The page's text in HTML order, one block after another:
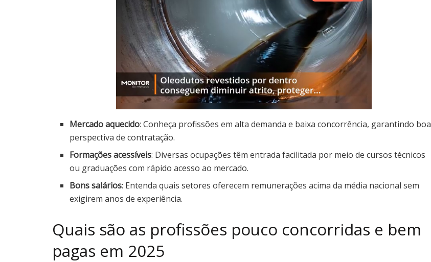
Mercado aquecido: Conheça profissões em alta demanda e baixa concorrência, garantindo boa
perspectiva de contratação.
Formações acessíveis: Diversas ocupações têm entrada facilitada por meio de cursos técnicos
ou graduações com rápido acesso ao mercado.
Bons salários: Entenda quais setores oferecem remunerações acima da média nacional sem
exigirem anos de experiência.
Quais são as profissões pouco concorridas e bem
pagas em 2025